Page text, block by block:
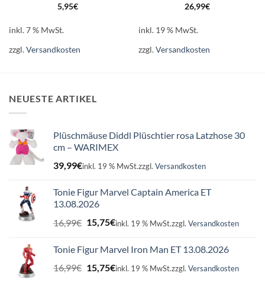
5,95€
inkl. 7 % MwSt.
zzgl.Versandkosten
26,99€
inkl. 19 % MwSt.
zzgl.Versandkosten
NEUESTE ARTIKEL
Plüschmäuse Diddl Plüschtier rosa Latzhose 30
cm – WARIMEX
39,99€inkl. 19 % MwSt.zzgl. Versandkosten
Tonie Figur Marvel Captain America ET
13.08.2026
16,99€ Ursprünglicher
16,99€
15,75€Aktueller
15,75€.
inkl. 19 % MwSt.zzgl. Versandkosten
Tonie Figur Marvel Iron Man ET 13.08.2026
16,99€ Ursprünglicher
Preis
15,75€Aktueller
inkl. 19 % MwSt.zzgl. Versandkosten